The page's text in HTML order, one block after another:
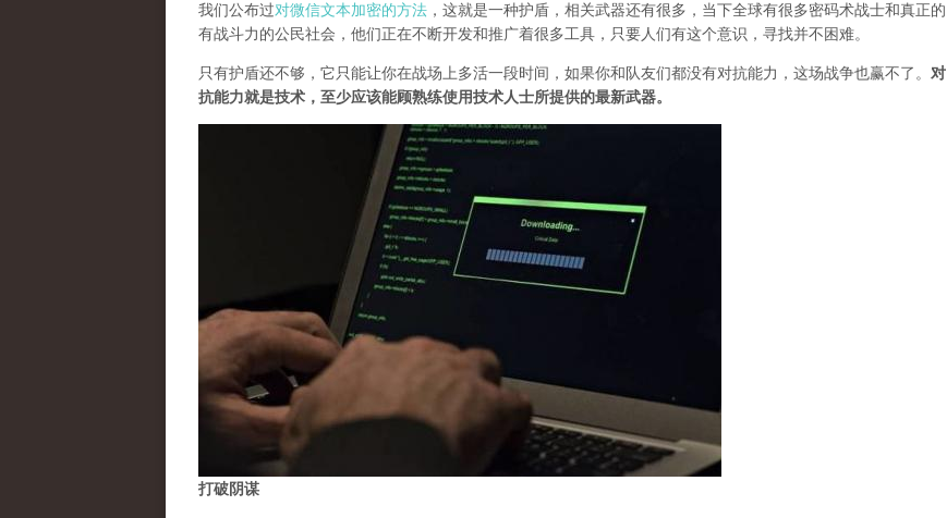
我们公布过对微信文本加密的方法 ，这就是一种护盾，相关武器还有很多，当下全球有很多密码术战士和真正的
有战斗力的公民社会，他们正在不断开发和推广着很多工具，只要人们有这个意识，寻找并不困难。
只有护盾还不够，它只能让你在战场上多活一段时间，如果你和队友们都没有对抗能力，这场战争也赢不了。 对
抗能力就是技术，至少应该能顾熟练使用技术人士所提供的最新武器。
打破阴谋